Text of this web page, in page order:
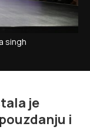
singh
je
i